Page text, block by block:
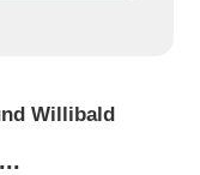
Willibald